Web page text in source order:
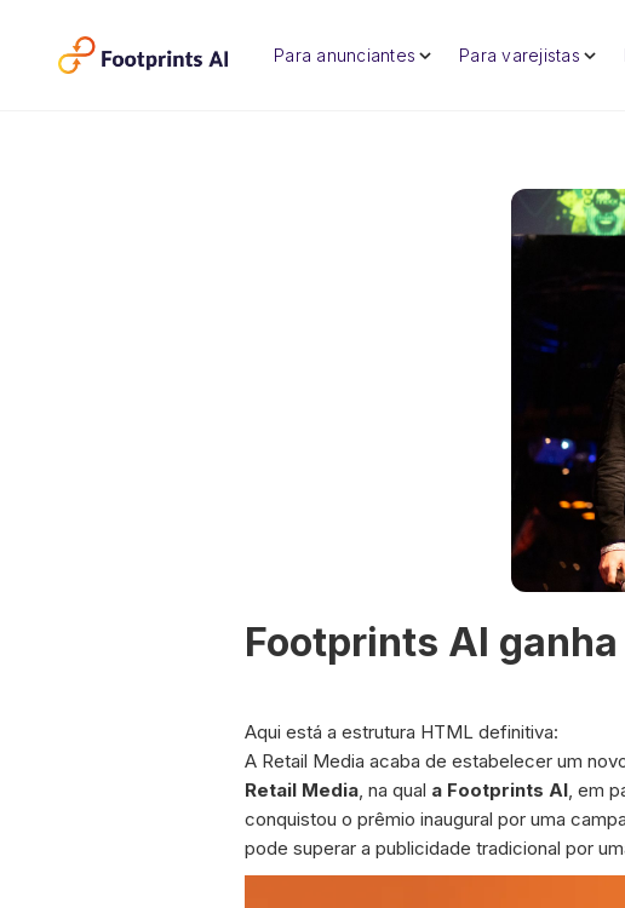
Para anunciantes Para varejistas
Footprints AI
Aqui está a estrutura HTML definitiva:
A Retail Media acaba de estabelecer um
Retail Media, na qual a Footprints AI, em
conquistou o prêmio inaugural por uma
pode superar a publicidade tradicional por